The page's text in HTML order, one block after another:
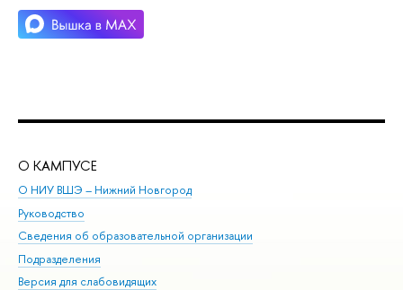
О КАМПУСЕ
О НИУ ВШЭ – Нижний Новгород
Руководство
Сведения об образовательной организации
Подразделения
Версия для слабовидящих